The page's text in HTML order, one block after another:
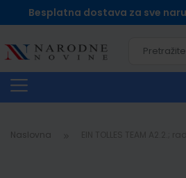
Besplatna dostava za sve
Naslovna